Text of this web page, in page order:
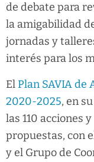
de debate para
la amigabilidad
jornadas y
interés para los
ElPlan SAVIA de
2020-2025, en
las 110 acciones
propuestas, con
y el Grupo de